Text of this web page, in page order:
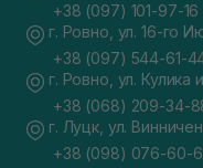
+38 (097) 101-97-16
г. Ровно, ул. 16-го
+38 (097) 544-61-
г. Ровно, ул.
+38 (068) 209-34-
г. Луцк, ул.
+38 (098) 076-60-